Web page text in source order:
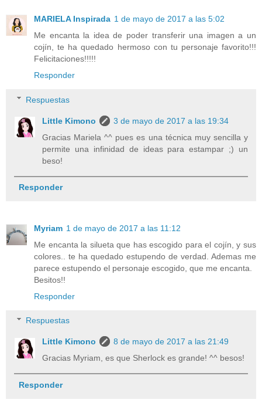
MARIELA Inspirada 1 de mayo de 2017 a las 5:02
Me encanta la idea de poder transferir una imagen a un
cojín, te ha quedado hermoso con tu personaje favorito!!!
Felicitaciones!!!!!
Responder
Respuestas
Little Kimono
3 de mayo de 2017 a las 19:34
Gracias Mariela ^^ pues es una técnica muy sencilla y
permite una infinidad de ideas para estampar ;) un
beso!
Responder
Myriam 1 de mayo de 2017 a las 11:12
Me encanta la silueta que has escogido para el cojín, y sus
colores.. te ha quedado estupendo de verdad. Ademas me
parece estupendo el personaje escogido, que me encanta.
Besitos!!
Responder
Respuestas
Little Kimono
8 de mayo de 2017 a las 21:49
Gracias Myriam, es que Sherlock es grande! ^^ besos!
Responder